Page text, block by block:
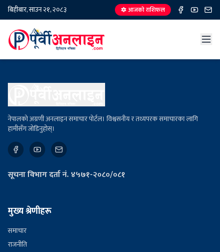
बिहीबार, साउन २१, २०८३ 🔯 आजको राशिफल
नेपालको अग्रणी अनलाइन समाचार पोर्टल। विश्वसनीय र तथ्यपरक समाचारका लागि
हामीसँग जोडिनुहोस्।
सूचना विभाग दर्ता नं. ४५७१-२०८०/०८१
मुख्य श्रेणीहरू
समाचार
राजनीति